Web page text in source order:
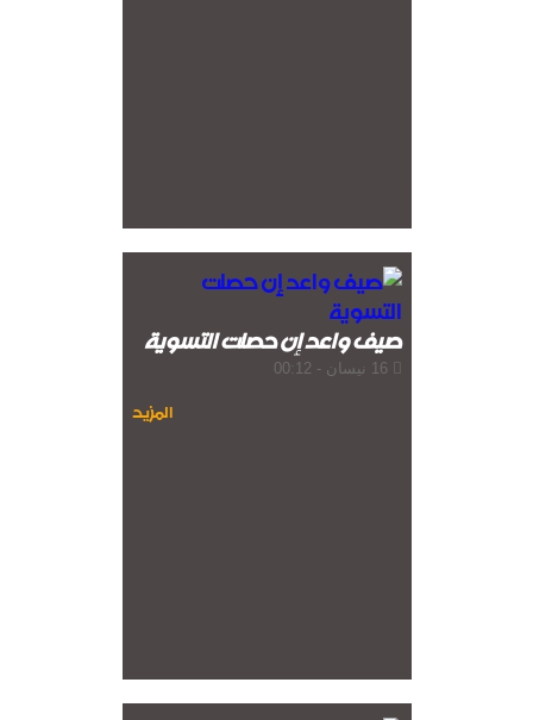
صيف واعد إن حصلت التسوية
المزيد